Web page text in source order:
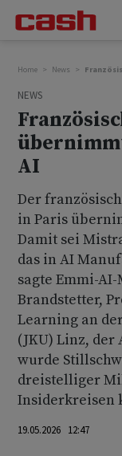
Home News
NEWS
AI
Der
in Paris
Damit sei
das in AI
sagte Emmi-
Brandstetter,
Learning an
(JKU) Linz, der
wurde
dreistelliger
Insiderkreisen
19.05.2026 12:47